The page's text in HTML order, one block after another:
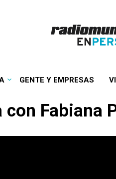
GENTE Y EMPRESAS
con Fabiana